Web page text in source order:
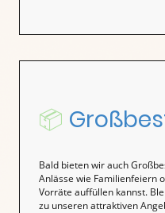
📦
Bald bieten wir auch
Anlässe wie Familienfeiern
Vorräte auffüllen kannst.
zu unseren attraktiven